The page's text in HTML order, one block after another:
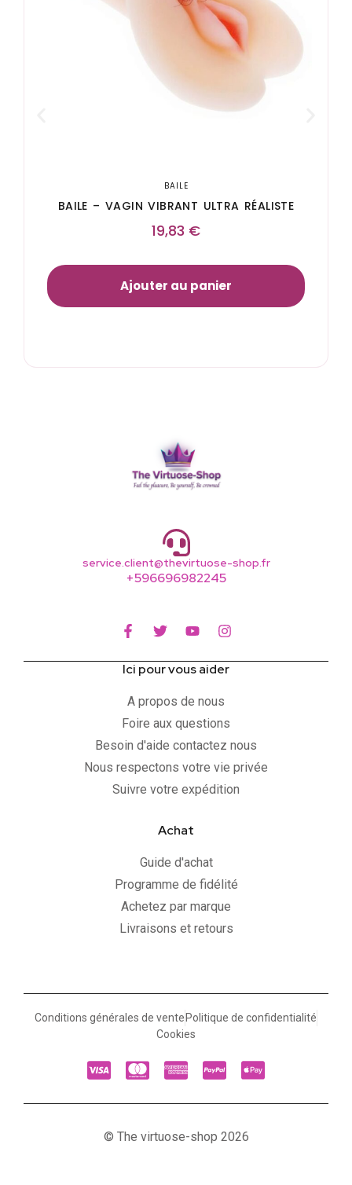
BAILE
BAILE – VAGIN VIBRANT ULTRA RÉALISTE
19,83 €
Ajouter au panier
service.client@thevirtuose-shop.fr
+596696982245
Ici pour vous aider
A propos de nous
Foire aux questions
Besoin d'aide contactez nous
Nous respectons votre vie privée
Suivre votre expédition
Achat
Guide d'achat
Programme de fidélité
Achetez par marque
Livraisons et retours
Conditions générales de vente Politique de confidentialité
Cookies
© The virtuose-shop 2026